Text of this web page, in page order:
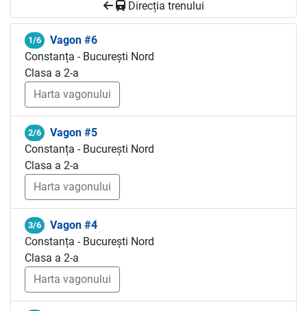
Direcția trenului
1/6
Vagon #6
Constanța - București Nord
Clasa a 2-a
Harta vagonului
2/6
Vagon #5
Constanța - București Nord
Clasa a 2-a
Harta vagonului
3/6
Vagon #4
Constanța - București Nord
Clasa a 2-a
Harta vagonului